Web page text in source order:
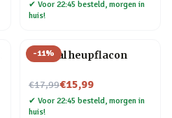
✔ Voor 22:45 besteld, morgen in
huis!
-11%
Golfbal heupflacon
€17,99
Nu voor€15,99
✔ Voor 22:45 besteld, morgen in
huis!